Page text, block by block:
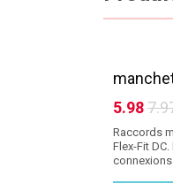
5.98
Raccords
Flex-Fit